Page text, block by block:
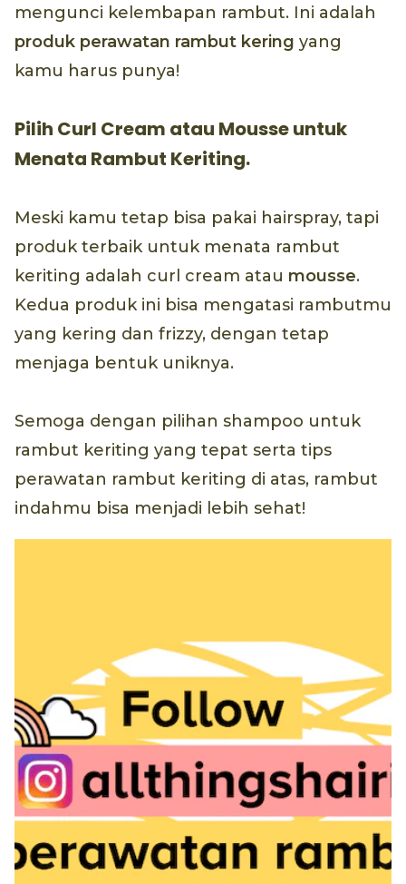
mengunci kelembapan rambut. Ini adalah
produk perawatan rambut kering yang
kamu harus punya!
Pilih Curl Cream atau Mousse untuk
Menata Rambut Keriting.
Meski kamu tetap bisa pakai hairspray, tapi
produk terbaik untuk menata rambut
keriting adalah curl cream atau mousse.
Kedua produk ini bisa mengatasi rambutmu
yang kering dan frizzy, dengan tetap
menjaga bentuk uniknya.
Semoga dengan pilihan shampoo untuk
rambut keriting yang tepat serta tips
perawatan rambut keriting di atas, rambut
indahmu bisa menjadi lebih sehat!